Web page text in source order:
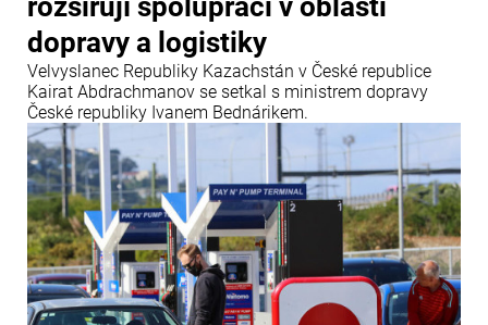
dopravy a logistiky
Velvyslanec Republiky Kazachstán v České republice
Kairat Abdrachmanov se setkal s ministrem dopravy
České republiky Ivanem Bednárikem.